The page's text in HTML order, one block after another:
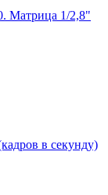
Матрица 1/2,8"
в секунду)